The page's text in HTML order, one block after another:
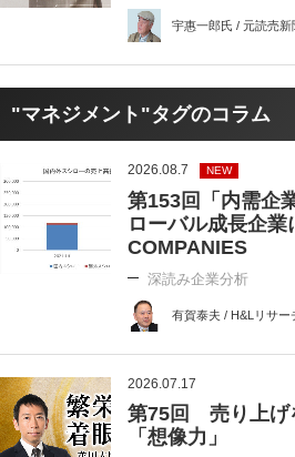
宇惠一郎氏 / 元読売
"マネジメント"タグのコラム
2026.08.7 NEW
第153回「内需企
ローバル成長企
COMPANIES
深読み企業分析
有賀泰夫 / H&Lリサー
2026.07.17
第75回 売り上げ
「想像力」